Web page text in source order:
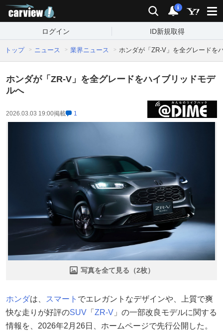
検索 通知
i
ログイン ID新規取得
トップ ニュース 業界ニュース ホンダが「ZR-V」を全グレードを
ホンダが「ZR-V」を全グレードをハイブリッドモデ
ルへ
2026.03.03 19:00掲載 1
写真を全て見る（2枚）
ホンダは、 スマート でエレガントなデザインや、上質で爽
快な走りが好評のSUV 「 ZR-V 」の一部改良モデルに関する
情報を、2026年2月26日、ホームページで先行公開した。